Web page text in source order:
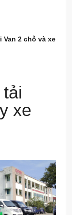
Van 2 chỗ và xe
xe